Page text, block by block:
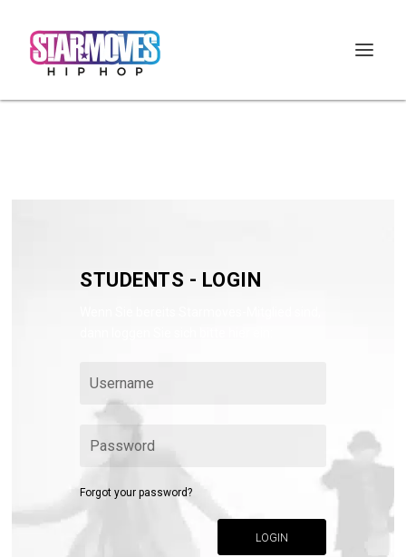
STUDENTS - LOGIN
Forgot your password?
LOGIN